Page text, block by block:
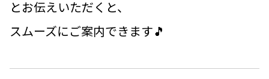
とお伝えいただくと、
スムーズにご案内できます🎵